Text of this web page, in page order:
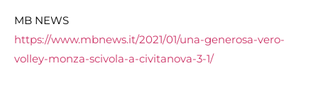
MB NEWS
https://www.mbnews.it/2021/01/una-generosa-vero-
volley-monza-scivola-a-civitanova-3-1/